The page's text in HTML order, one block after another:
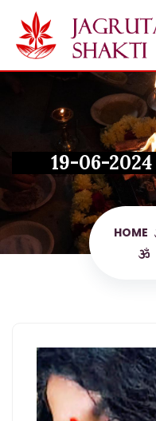
content
19-06-
HOME